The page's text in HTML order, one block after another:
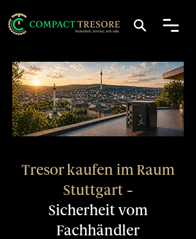
Tresor kaufen im Raum
Stuttgart –
Sicherheit vom
Fachhändler